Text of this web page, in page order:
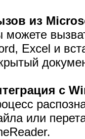
из
можете
Excel и
с
или